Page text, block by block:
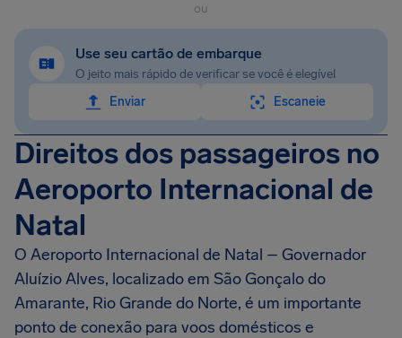
ou
Use seu cartão de embarque
O jeito mais rápido de verificar se você é elegível
Enviar
Escaneie
Direitos dos passageiros no
Aeroporto Internacional de
Natal
O Aeroporto Internacional de Natal – Governador
Aluízio Alves, localizado em São Gonçalo do
Amarante, Rio Grande do Norte, é um importante
ponto de conexão para voos domésticos e